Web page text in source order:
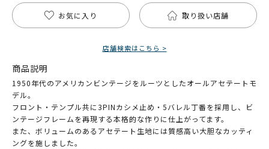
お気に入り 取り扱い店舗
店舗検索はこちら >
商品説明
1950年代のアメリカンビンテージをルーツとしたオールアセテートモ
デル。
フロント・テンプル共に3PINカシメ止め・5バレル丁番を採用し、ビ
ンテージフレームを再現する本格的な作りに仕上がってます。
また、ボリュームのあるアセテート生地には質感高い大胆なカッティ
ングを施しました。